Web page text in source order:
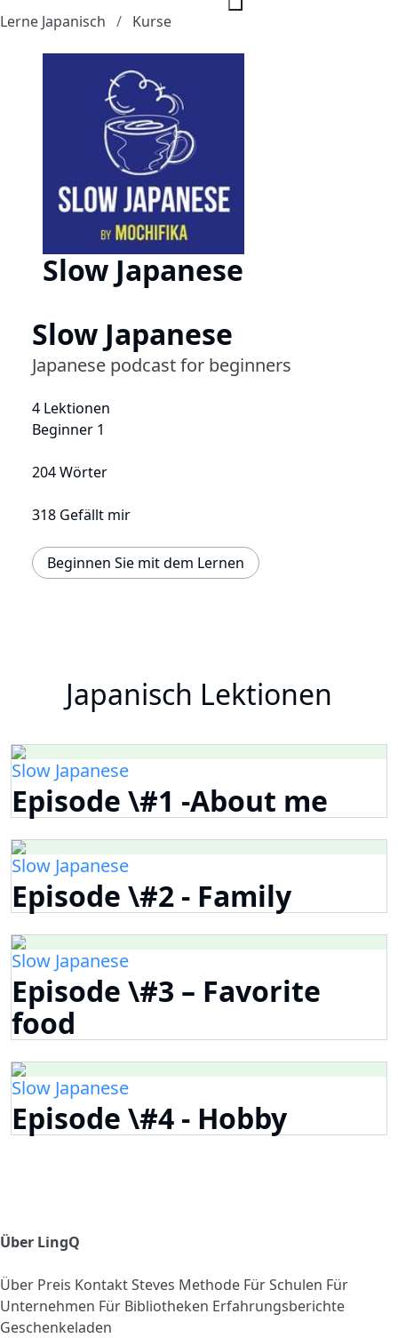
Lerne Japanisch Kurse
Slow Japanese
Slow Japanese
Japanese podcast for beginners
4 Lektionen
Beginner 1
204 Wörter
318 Gefällt mir
Beginnen Sie mit dem Lernen
Japanisch Lektionen
Slow Japanese
Episode \#1 -About me
Slow Japanese
Episode \#2 - Family
Slow Japanese
Episode \#3 – Favorite
food
Slow Japanese
Episode \#4 - Hobby
Über LingQ
Über Preis KontaktSteves Methode Für Schulen Für
Unternehmen Für Bibliotheken Erfahrungsberichte
Geschenkeladen